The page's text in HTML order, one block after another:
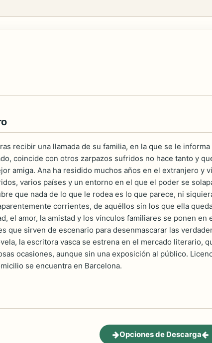
recibir una llamada de su familia, en la que se le
coincide con otros zarpazos sufridos no hace tanto y
amiga. Ana ha residido muchos años en el extranjero y
varios países y un entorno en el que el poder se
que nada de lo que le rodea es lo que parece, ni
corrientes, de aquéllos sin los que ella
el amor, la amistad y los vínculos familiares se ponen
que sirven de escenario para desenmascarar las
la escritora vasca se estrena en el mercado literario,
ocasiones, aunque sin una exposición al público.
se encuentra en Barcelona.
Opciones de Descarga